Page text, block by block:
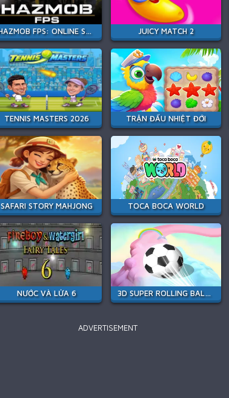
HAZMOB FPS: ONLINE SHOOTER JUICY MATCH 2
TENNIS MASTERS 2026 TRẬN ĐẤU NHIỆT ĐỚI
SAFARI STORY MAHJONG TOCA BOCA WORLD
NƯỚC VÀ LỬA 6 3D SUPER ROLLING BALL RACE
ADVERTISEMENT